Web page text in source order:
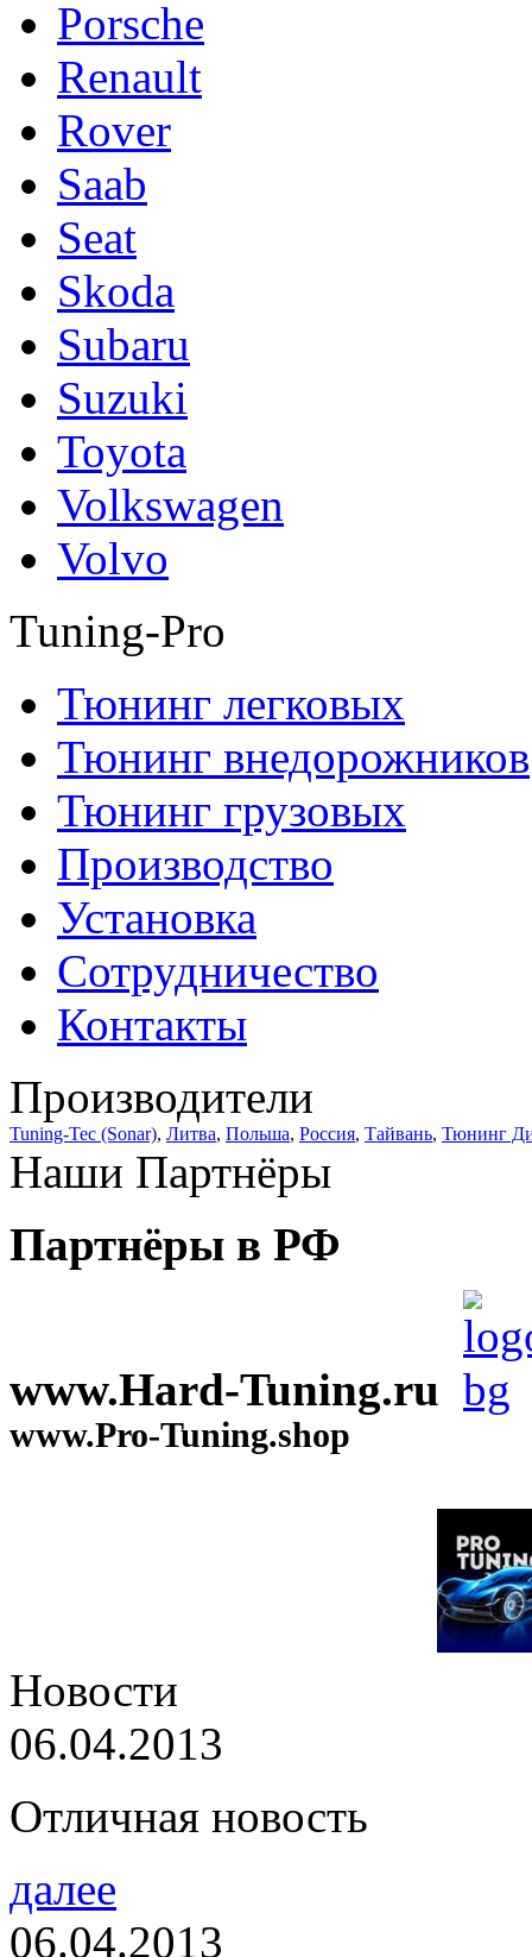
Porsche
Renault
Rover
Saab
Seat
Skoda
Subaru
Suzuki
Toyota
Volkswagen
Volvo
Tuning-Pro
Тюнинг легковых
Тюнинг внедорожников
Тюнинг грузовых
Производство
Установка
Сотрудничество
Контакты
Производители
Tuning-Tec (Sonar), Литва, Польша, Россия, Тайвань, Тюнинг
Наши Партнёры
Партнёры в РФ
www.Hard-Tuning.ru
www.Pro-Tuning.shop
Новости
06.04.2013
Отличная новость
далее
06.04.2013